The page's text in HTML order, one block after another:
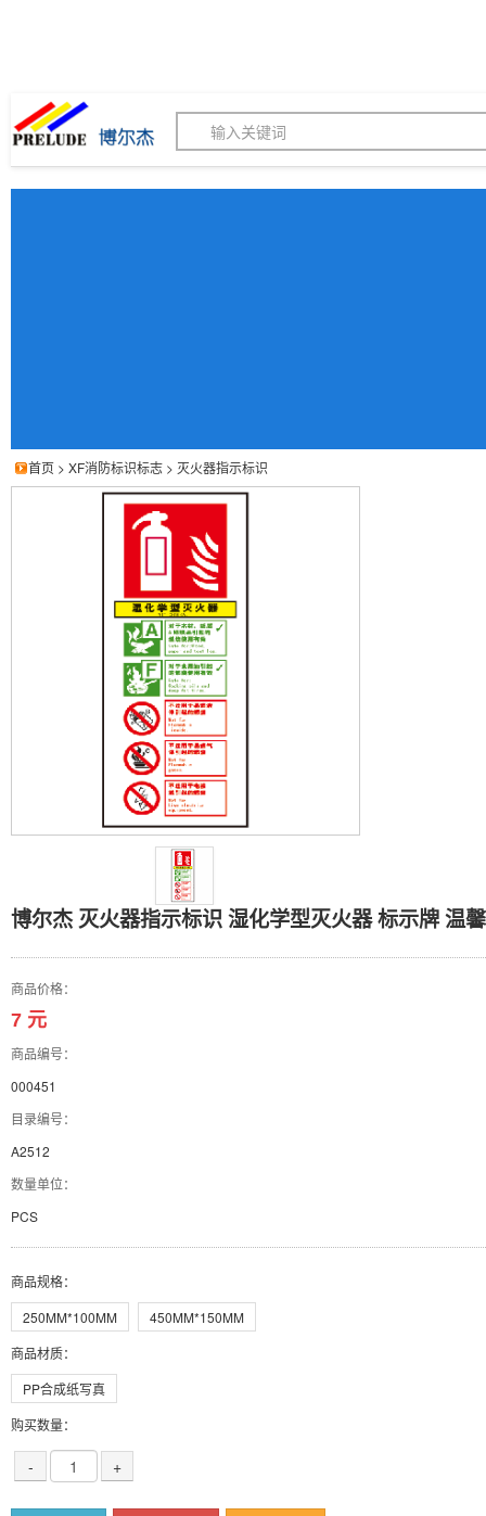
博尔杰PTS - 工业标识解
首页 > XF消防标识标志 > 灭火器指示标识
博尔杰 灭火器指示标识
博尔杰 灭火器指示标识 湿化学型灭火器 标示牌 温
商品价格：
7 元
商品编号：
000451
目录编号：
A2512
数量单位：
PCS
商品规格：
250MM*100MM
450MM*150MM
商品材质：
PP合成纸写真
购买数量：
- +